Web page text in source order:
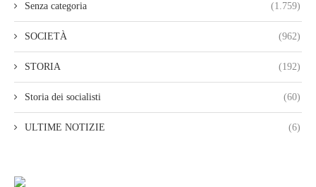
Senza categoria (1.759)
SOCIETÀ (962)
STORIA (192)
Storia dei socialisti (60)
ULTIME NOTIZIE (6)